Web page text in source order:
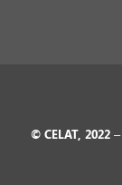
© CELAT, 2022